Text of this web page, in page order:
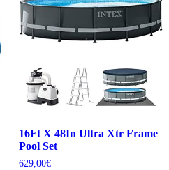
16Ft X 48In Ultra Xtr Frame
Pool Set
629,00€